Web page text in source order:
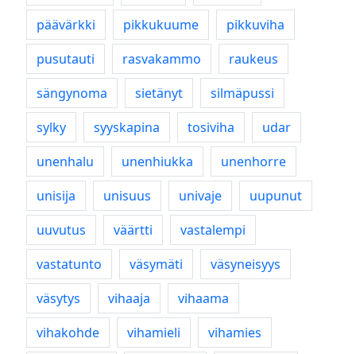
päävärkki
pikkukuume
pikkuviha
pusutauti
rasvakammo
raukeus
sängynoma
sietänyt
silmäpussi
sylky
syyskapina tosiviha
udar
unenhalu
unenhiukka
unenhorre
unisija
unisuus univaje
uupunut
uuvutus
väärtti
vastalempi
vastatunto
väsymäti
väsyneisyys
väsytys
vihaaja
vihaama
vihakohde
vihamieli vihamies